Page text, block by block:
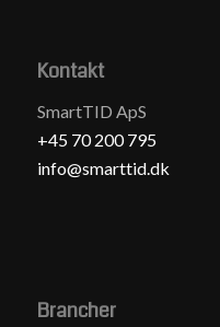
Kontakt
SmartTID ApS
+45 70 200 795
info@smarttid.dk
Brancher